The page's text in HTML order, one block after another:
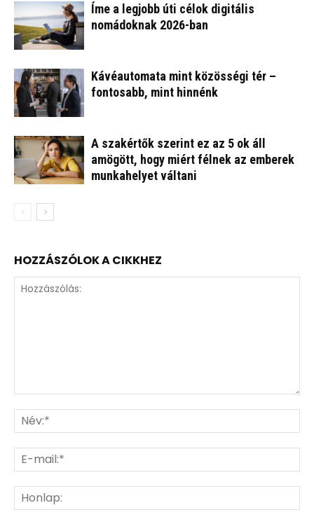
Íme a legjobb úti célok digitális
nomádoknak 2026-ban
Kávéautomata mint közösségi tér –
fontosabb, mint hinnénk
A szakértők szerint ez az 5 ok áll
amögött, hogy miért félnek az emberek
munkahelyet váltani
HOZZÁSZÓLOK A CIKKHEZ